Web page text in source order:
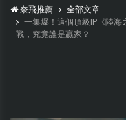
奈飛推薦
全部文章
一集爆！這個頂級IP《陸
戰，究竟誰是贏家？